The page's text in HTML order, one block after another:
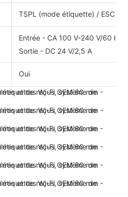
TSPL (mode étiquette) / ESC/
Entrée - CA 100 V-240 V/60 Hz
Sortie - DC 24 V/2,5 A
Oui